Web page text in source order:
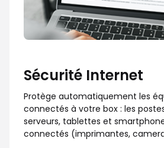
Sécurité Internet
Protège automatiquement les
connectés à votre box : les
serveurs, tablettes et
connectés (imprimantes,